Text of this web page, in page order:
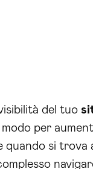
del tuo
per
quando si